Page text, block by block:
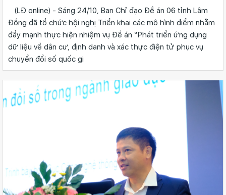
(LĐ online) - Sáng 24/10, Ban Chỉ đạo Đề án 06 tỉnh Lâm
Đồng đã tổ chức hội nghị Triển khai các mô hình điểm nhằm
đẩy mạnh thực hiện nhiệm vụ Đề án “Phát triển ứng dụng
dữ liệu về dân cư, định danh và xác thực điện tử phục vụ
chuyển đổi số quốc gi